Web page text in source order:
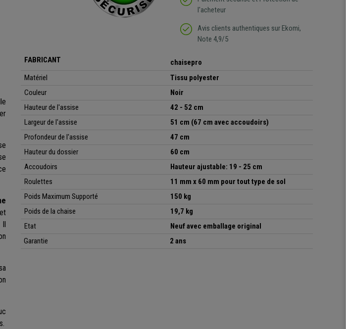
l'acheteur
Avis clients authentiques sur Ekomi,
Note 4,9/5
Il
FABRICANT
chaisepro
Matériel
Tissu polyester
Couleur
Noir
Hauteur de l'assise
42 - 52 cm
Largeur de l'assise
51 cm (67 cm avec accoudoirs)
Profondeur de l'assise
47 cm
Hauteur du dossier
60 cm
Accoudoirs
Hauteurajustable: 19 - 25 cm
Roulettes
11 mm x 60 mm pour tout type de sol
Poids Maximum Supporté
150 kg
Poids de la chaise
19,7 kg
Etat
Neuf avec emballage original
Garantie
2 ans